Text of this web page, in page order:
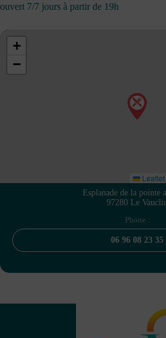
ouvert 7/7 jours à partir de 19h
+
−
Leaflet
Esplanade de la pointe
97280 Le
Phone :
06 96 08 23 35